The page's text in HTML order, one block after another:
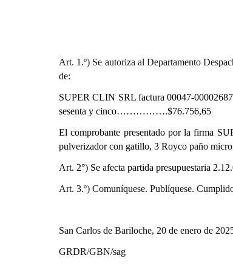
Art. 1.º) Se autoriza al Departamento
de:
SUPER CLIN SRL factura 00047-
sesenta y cinco…………….$76.756,65
El comprobante presentado por la firma
pulverizador con gatillo, 3 Royco paño
Art. 2°) Se afecta partida presupuestaria
Art. 3.º) Comuníquese. Publíquese.
San Carlos de Bariloche, 20 de enero de
GRDR/GBN/sag